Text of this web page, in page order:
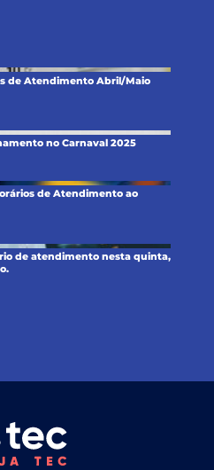
de Atendimento Abril/Maio
no Carnaval 2025
de Atendimento ao
de atendimento nesta quinta,